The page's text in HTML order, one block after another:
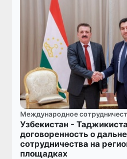
Международное
Узбекистан -
договоренность о
сотрудничества на
площадках